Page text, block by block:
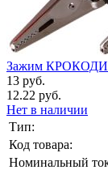
Зажим
13 руб.
12.22 руб.
Нет в наличии
Тип:
Код товара:
Номинальный